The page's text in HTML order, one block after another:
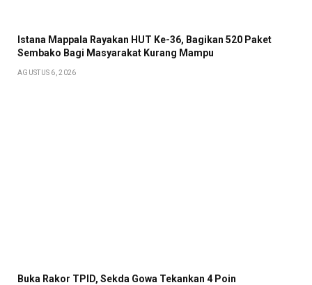
Istana Mappala Rayakan HUT Ke-36, Bagikan 520 Paket
Sembako Bagi Masyarakat Kurang Mampu
AGUSTUS 6, 2026
Buka Rakor TPID, Sekda Gowa Tekankan 4 Poin